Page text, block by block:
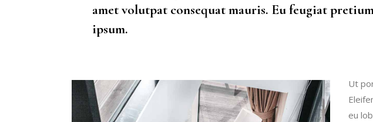
amet volutpat consequat mauris. Eu feugiat
ipsum.
Ut
eu